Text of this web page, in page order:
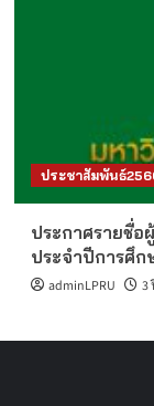
ประชาสัมพันธ์
ประกาศรายชื่
ประจำปีการศึก
adminLPRU 3